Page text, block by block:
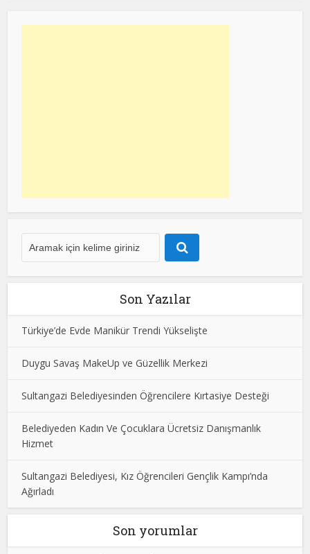
Son Yazılar
Türkiye’de Evde Manikür Trendi Yükselişte
Duygu Savaş MakeUp ve Güzellik Merkezi
Sultangazi Belediyesinden Öğrencilere Kırtasiye Desteği
Belediyeden Kadın Ve Çocuklara Ücretsiz Danışmanlık
Hizmet
Sultangazi Belediyesi, Kız Öğrencileri Gençlik Kampı’nda
Ağırladı
Son yorumlar